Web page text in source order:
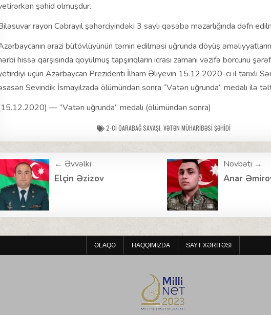
şəhid olmuşdur.
rayon Cəbrayıl şəhərciyindəki 3 saylı qəsəbə məzarlığında dəfn
ərazi bütövlüyünün təmin edilməsi uğrunda döyüş
hissə qarşısında qoyulmuş tapşırıqların icrası zamanı vəzifə borcunu
üçün Azərbaycan Prezidenti İlham Əliyevin 15.12.2020-ci il tarixli
Sevindik İsmayılzadə ölümündən sonra “Vətən uğrunda” medalı ilə
— “Vətən uğrunda” medalı (ölümündən sonra)
2-CI QARABAĞ SAVAŞI VƏTƏN MÜHARIBƏSI ŞƏHIDI
← Əvvəlki
Elçin Əzizov
Növbəti →
Anar
ƏLAQƏ HAQQIMIZDA SAYT XƏRITƏSI